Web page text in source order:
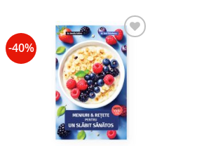
-40%
Add to
wishlist